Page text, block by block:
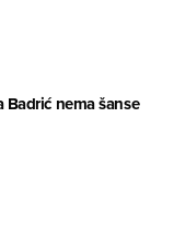
Badrić nema šanse